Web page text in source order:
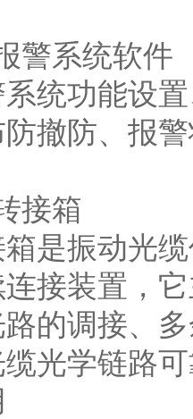
系统软件
功能设置
撤防、报
箱
振动光缆
接装置，
的调接、
光学链路